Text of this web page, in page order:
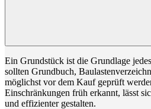
Ein Grundstück ist die Grundlage
sollten Grundbuch,
möglichst vor dem Kauf geprüft
Einschränkungen früh erkannt, lässt
und effizienter gestalten.